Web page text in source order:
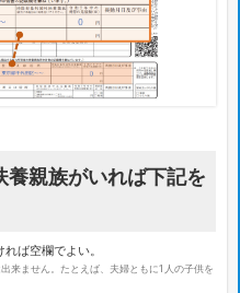
親族がいれば下記を
ば空欄でよい。
来ません。たとえば、夫婦ともに1人の子供を